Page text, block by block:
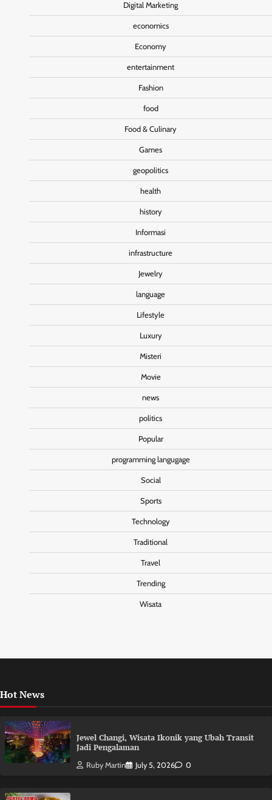
Digital Marketing
economics
Economy
entertainment
Fashion
food
Food & Culinary
Games
geopolitics
health
history
Informasi
infrastructure
Jewelry
language
Lifestyle
Luxury
Misteri
Movie
news
politics
Popular
programming langugage
Social
Sports
Technology
Traditional
Travel
Trending
Wisata
Hot News
Jewel Changi, Wisata Ikonik yang Ubah Transit
Jadi Pengalaman
Ruby Martin July 5, 2026 0